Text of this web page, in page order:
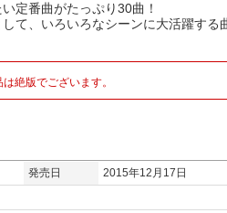
定番曲がたっぷり30曲！
て、いろいろなシーンに大活躍する
絶版でございます。
発売日
2015年12月17日